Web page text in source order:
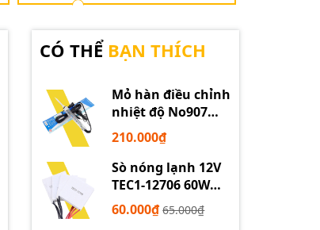
CÓ THỂ BẠN THÍCH
Mỏ hàn điều chỉnh
nhiệt độ No907
60W 220V loại tốt
210.000₫
Sò nóng lạnh 12V
TEC1-12706 60W
12710 100W 12715
150W
60.000₫ 65.000₫